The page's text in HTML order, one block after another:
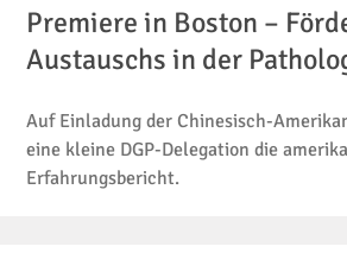
Förderung
Austauschs
Premiere in Boston –
Austauschs in der
Auf Einladung der Chinesisch-
eine kleine DGP-Delegation die
Erfahrungsbericht.